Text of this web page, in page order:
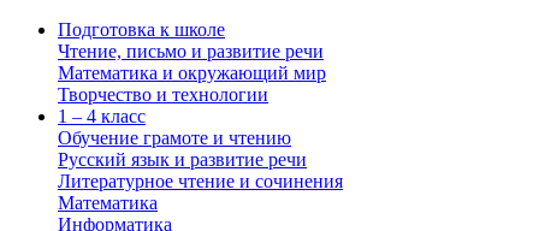
Подготовка к школе
Чтение, письмо и развитие речи
Математика и окружающий мир
Творчество и технологии
1 – 4 класс
Обучение грамоте и чтению
Русский язык и развитие речи
Литературное чтение и сочинения
Математика
Информатика